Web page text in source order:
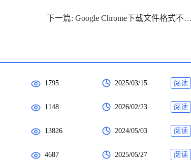
下一篇: Google Chrome下载文件格式不兼容处理
1795 2025/03/15 阅读
1148 2026/02/23 阅读
13826 2024/05/03 阅读
4687 2025/05/27 阅读